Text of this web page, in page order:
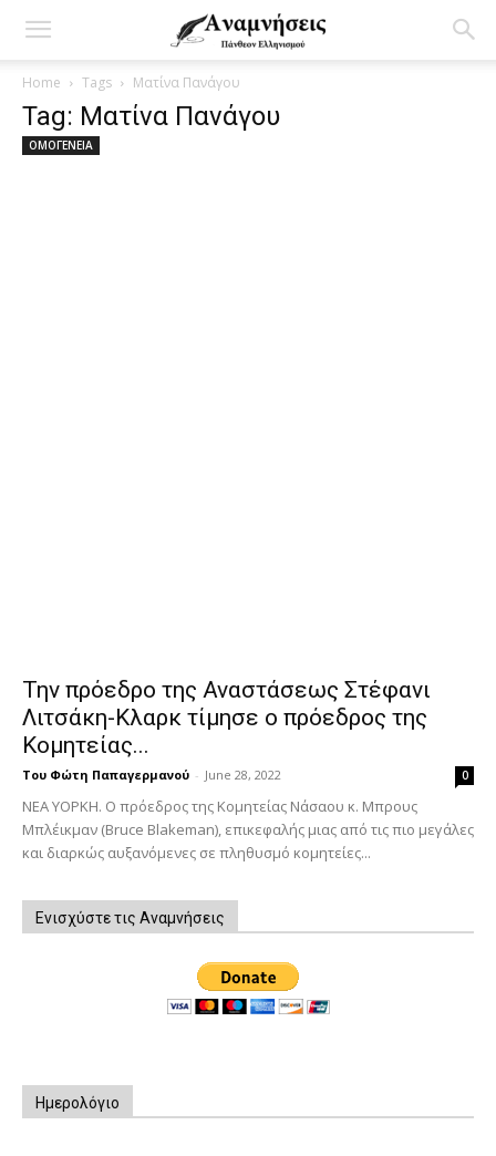
Home Tags Ματίνα Πανάγου
Tag: Ματίνα Πανάγου
ΟΜΟΓΕΝΕΙΑ
Την πρόεδρο της Αναστάσεως Στέφανι
Λιτσάκη-Κλαρκ τίμησε ο πρόεδρος της
Κομητείας...
Του Φώτη Παπαγερμανού - June 28, 2022 0
ΝΕΑ ΥΟΡΚΗ. Ο πρόεδρος της Κομητείας Νάσαου κ. Μπρους
Μπλέικμαν (Bruce Blakeman), επικεφαλής μιας από τις πιο μεγάλες
και διαρκώς αυξανόμενες σε πληθυσμό κομητείες...
Ενισχύστε τις Αναμνήσεις
Ημερολόγιο